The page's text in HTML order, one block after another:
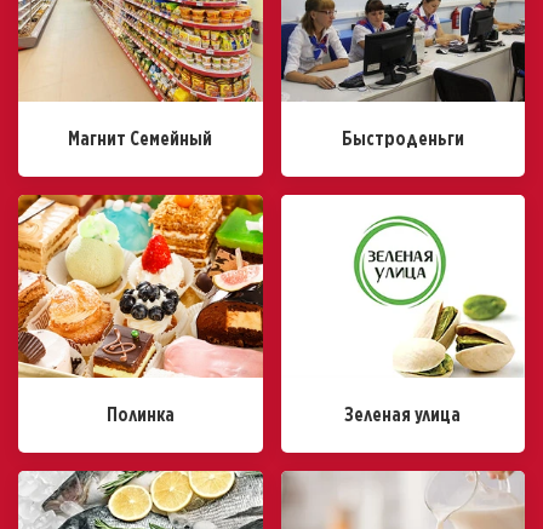
Магнит Семейный Быстроденьги
Полинка Зеленая улица